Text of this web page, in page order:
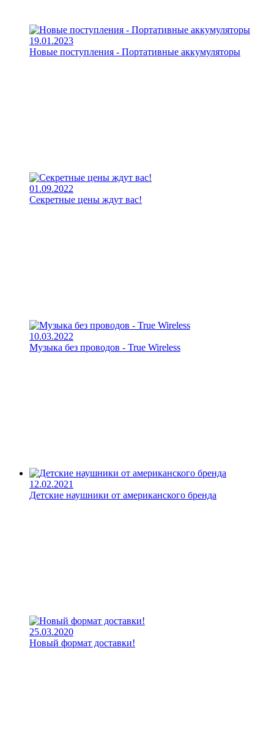
19.01.2023
Новые поступления - Портативные аккумуляторы
01.09.2022
Секретные цены ждут вас!
10.03.2022
Музыка без проводов - True Wireless
12.02.2021
Детские наушники от американского бренда
25.03.2020
Новый формат доставки!